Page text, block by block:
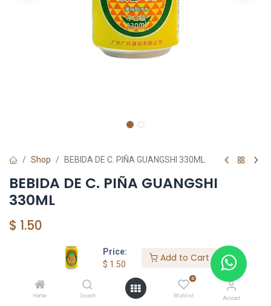
Price:
$ 1.50
Add to Cart
Home Search
0
Wishlist Account
Shop BEBIDA DE C. PIÑA GUANGSHI 330ML
BEBIDA DE C. PIÑA GUANGSHI
330ML
$ 1.50
Add to Cart
Agregar a la lista de deseos